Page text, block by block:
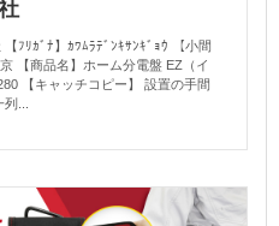
ﾌﾘｶﾞﾅ】ｶﾜﾑﾗﾃﾞﾝｷｻﾝｷﾞｮｳ 【小間
【商品名】ホーム分電盤 EZ（イ
【キャッチコピー】 設置の手間
...